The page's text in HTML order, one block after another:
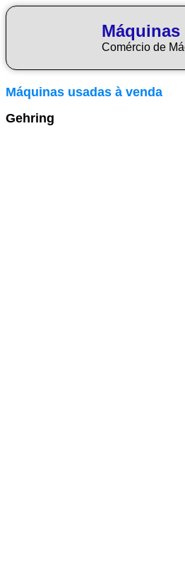
Máquinas
Comércio de
Máquinas usadas à venda
Gehring